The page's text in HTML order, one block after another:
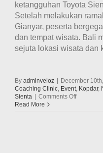
ketangguhan Toyota
Setelah melakukan
Gianyar, peserta
dan tempat wisata. Bali
sejuta lokasi wisata dan
By adminveloz December
Coaching Clinic, Event, Kopdar,
Sienta
Comments Offon
Read More